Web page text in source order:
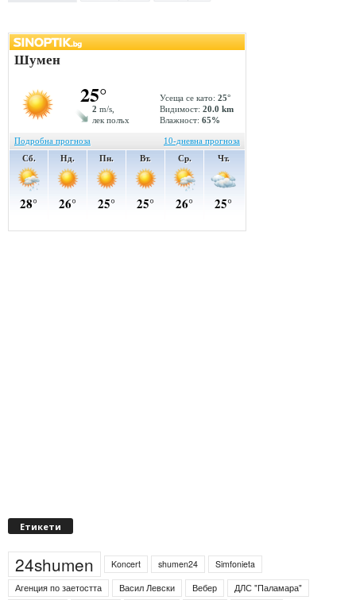
Етикети
24shumen Koncert shumen24
Simfonieta
Агенция по заетостта
Васил Левски Вебер
ДЛС "Паламара"